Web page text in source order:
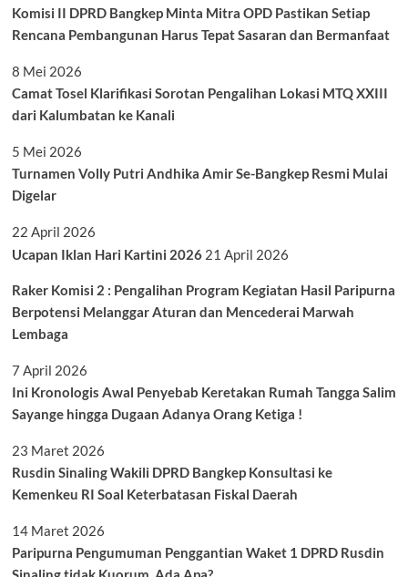
Komisi II DPRD Bangkep Minta Mitra OPD Pastikan Setiap
Rencana Pembangunan Harus Tepat Sasaran dan Bermanfaat
8 Mei 2026
Camat Tosel Klarifikasi Sorotan Pengalihan Lokasi MTQ XXIII
dari Kalumbatan ke Kanali
5 Mei 2026
Turnamen Volly Putri Andhika Amir Se-Bangkep Resmi Mulai
Digelar
22 April 2026
Ucapan Iklan Hari Kartini 2026 21 April 2026
Raker Komisi 2 : Pengalihan Program Kegiatan Hasil Paripurna
Berpotensi Melanggar Aturan dan Mencederai Marwah
Lembaga
7 April 2026
Ini Kronologis Awal Penyebab Keretakan Rumah Tangga Salim
Sayange hingga Dugaan Adanya Orang Ketiga !
23 Maret 2026
Rusdin Sinaling Wakili DPRD Bangkep Konsultasi ke
Kemenkeu RI Soal Keterbatasan Fiskal Daerah
14 Maret 2026
Paripurna Pengumuman Penggantian Waket 1 DPRD Rusdin